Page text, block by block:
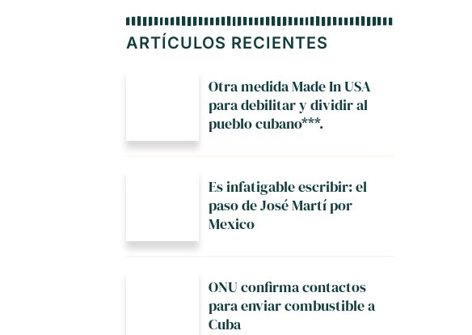
ARTÍCULOS RECIENTES
Otra medida Made In USA
para debilitar y dividir al
pueblo cubano***.
Es infatigable escribir: el
paso de José Martí por
Mexico
ONU confirma contactos
para enviar combustible a
Cuba